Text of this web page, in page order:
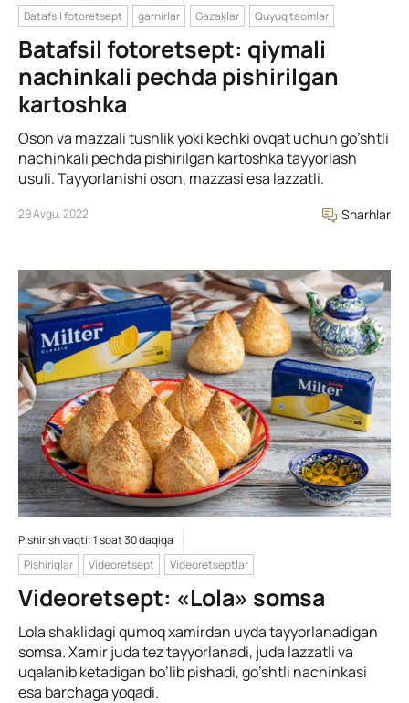
Batafsil fotoretsept
garnirlar Gazaklar Quyuq taomlar
Batafsil fotoretsept: qiymali
nachinkali pechda pishirilgan
kartoshka
Oson va mazzali tushlik yoki kechki ovqat uchun go’shtli
nachinkali pechda pishirilgan kartoshka tayyorlash
usuli. Tayyorlanishi oson, mazzasi esa lazzatli.
29 Avgu, 2022 Sharhlar
Pishirish vaqti: 1 soat 30 daqiqa
Pishiriqlar
Videoretsept Videoretseptlar
Videoretsept: «Lola» somsa
Lola shaklidagi qumoq xamirdan uyda tayyorlanadigan
somsa. Xamir juda tez tayyorlanadi, juda lazzatli va
uqalanib ketadigan bo’lib pishadi, go’shtli nachinkasi
esa barchaga yoqadi.